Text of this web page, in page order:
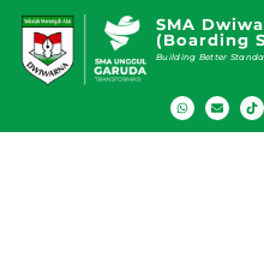
SMA
(Boarding
Building Better